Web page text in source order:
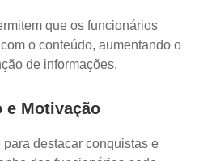
que os funcionários
o conteúdo, aumentando o
de informações.
e Motivação
destacar conquistas e